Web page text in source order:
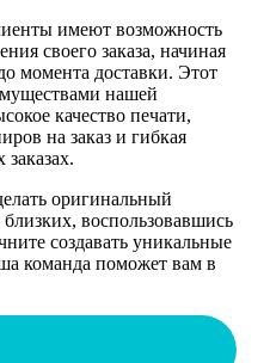
имеют возможность
своего заказа, начиная
момента доставки. Этот
нашей
качество печати,
на заказ и гибкая
оригинальный
воспользовавшись
создавать уникальные
команда поможет вам в